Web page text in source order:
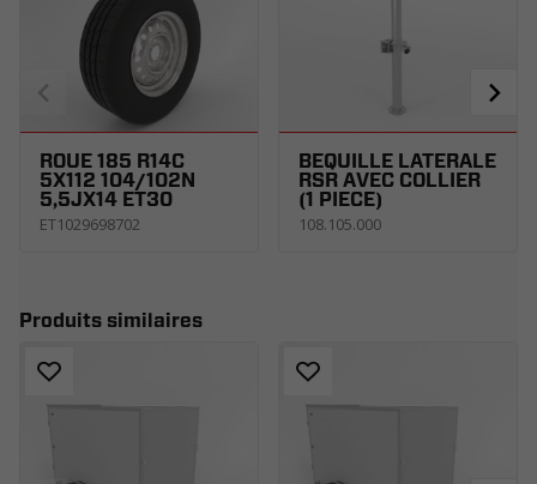
ROUE 185 R14C
5X112 104/102N
5,5JX14 ET30
ET1029698702
BÉQUILLE LATÉRALE
RSR AVEC COLLIER
(1 PIECE)
108.105.000
Produits similaires